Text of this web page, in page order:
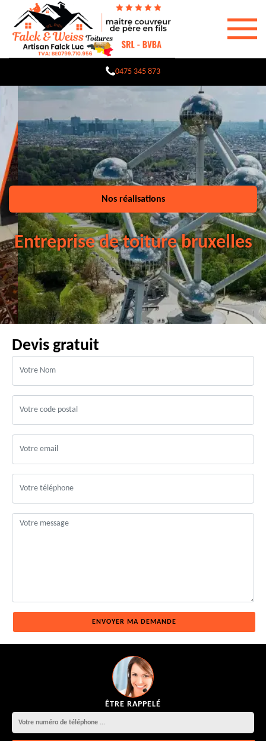
0475 345 873
Nos réalisations
Entreprise de toiture bruxelles
Devis gratuit
ÊTRE RAPPELÉ